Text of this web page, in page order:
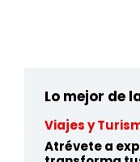
Lo mejor de
Viajes y
Atrévete a